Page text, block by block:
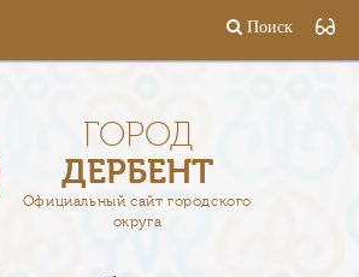
Поиск
ГОРОД
ДЕРБЕНТ
Официальный сайт городского
округа